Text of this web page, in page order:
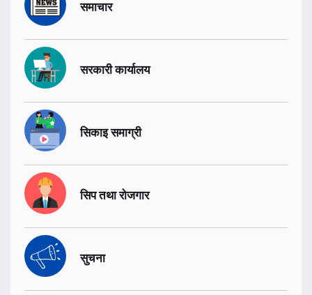
समाचार
सरकारी कार्यालय
सिकाइ समाग्री
सिप तथा रोजगार
सुचना